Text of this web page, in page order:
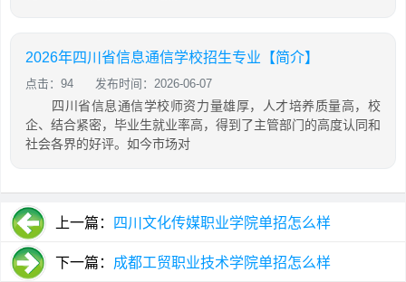
2026年四川省信息通信学校招生专业【简介】
点击：94 发布时间：2026-06-07
四川省信息通信学校师资力量雄厚，人才培养质量高，校
企、结合紧密，毕业生就业率高，得到了主管部门的高度认同和
社会各界的好评。如今市场对
上一篇： 四川文化传媒职业学院单招怎么样
下一篇： 成都工贸职业技术学院单招怎么样